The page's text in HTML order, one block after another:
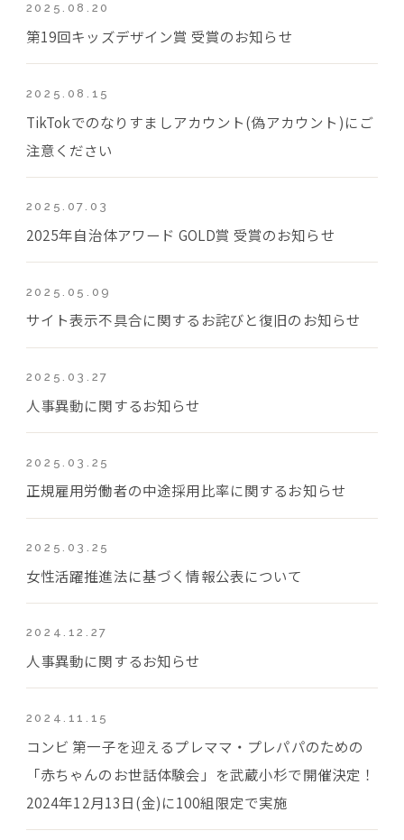
2025.08.20
第19回キッズデザイン賞 受賞のお知らせ
2025.08.15
TikTokでのなりすましアカウント(偽アカウント)にご
注意ください
2025.07.03
2025年自治体アワード GOLD賞 受賞のお知らせ
2025.05.09
サイト表示不具合に関するお詫びと復旧のお知らせ
2025.03.27
人事異動に関するお知らせ
2025.03.25
正規雇用労働者の中途採用比率に関するお知らせ
2025.03.25
女性活躍推進法に基づく情報公表について
2024.12.27
人事異動に関するお知らせ
2024.11.15
コンビ 第一子を迎えるプレママ・プレパパのための
「赤ちゃんのお世話体験会」を武蔵小杉で開催決定！
2024年12月13日(金)に100組限定で実施